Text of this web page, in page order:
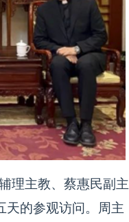
理主教、蔡惠民副主
天的参观访问。周主